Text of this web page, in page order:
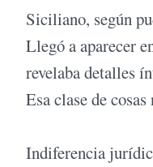
Siciliano, según
Llegó a aparecer
revelaba detalles
Esa clase de
Indiferencia